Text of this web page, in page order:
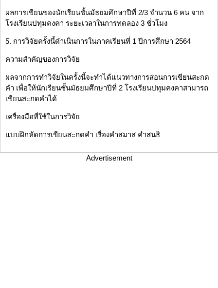
ผลการเขียนของนักเรียนชั้นมัธยมศึกษาปีที่ 2/3 จำนวน 6 คน จาก
โรงเรียนปทุมคงคา ระยะเวลาในการทดลอง 3 ชั่วโมง
5. การวิจัยครั้งนี้ดำเนินการในภาคเรียนที่ 1 ปีการศึกษา 2564
ความสำคัญของการวิจัย
ผลจากการทำวิจัยในครั้งนี้จะทำได้แนวทางการสอนการเขียนสะกด
คำ เพื่อให้นักเรียนชั้นมัธยมศึกษาปีที่ 2 โรงเรียนปทุมคงคาสามารถ
เขียนสะกดคำได้
เครื่องมือที่ใช้ในการวิจัย
แบบฝึกหัดการเขียนสะกดคำ เรื่องคำสมาส คำสนธิ
Advertisement